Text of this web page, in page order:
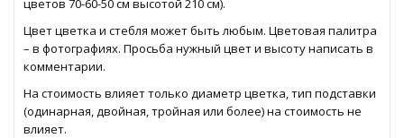
цветов 70-60-50 см высотой 210 см).
Цвет цветка и стебля может быть любым. Цветовая палитра
– в фотографиях. Просьба нужный цвет и высоту написать в
комментарии.
На стоимость влияет только диаметр цветка, тип подставки
(одинарная, двойная, тройная или более) на стоимость не
влияет.